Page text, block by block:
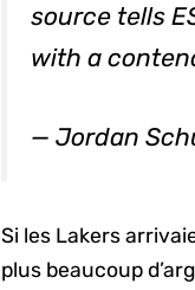
source tells
with a
— Jordan
Si les Lakers
plus beaucoup